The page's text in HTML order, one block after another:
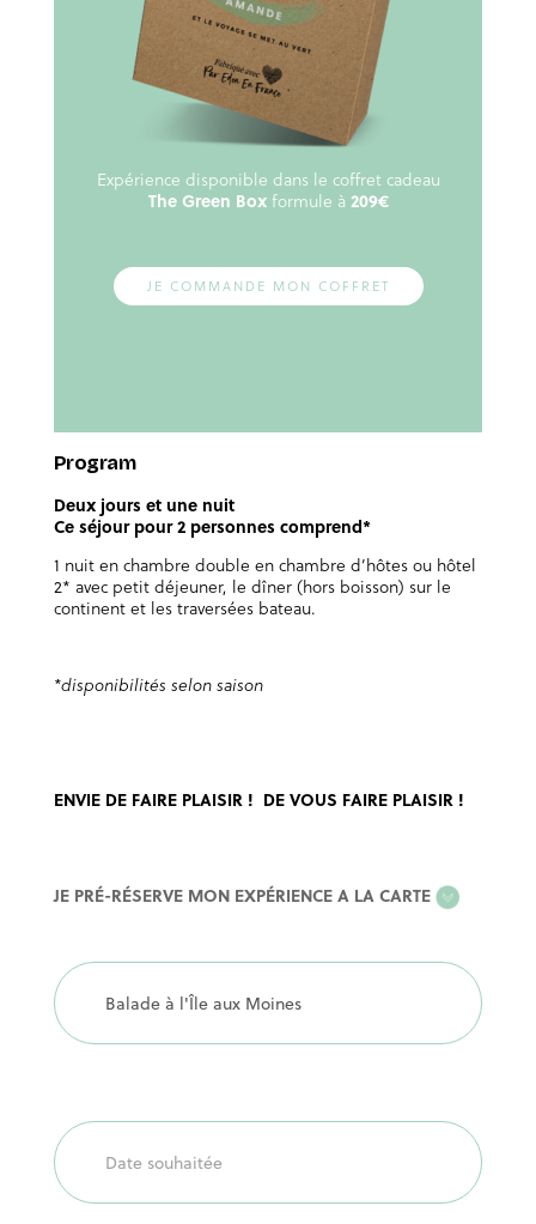
Expérience disponible dans le coffret cadeau
The Green Box formule à209€
JE COMMANDE MON COFFRET
Program
Deux jours et une nuit
Ce séjour pour 2 personnes comprend*
1 nuit en chambre double en chambre d’hôtes ou hôtel
2* avec petit déjeuner, le dîner (hors boisson) sur le
continent et les traversées bateau.
*disponibilités selon saison
ENVIE DE FAIRE PLAISIR ! DE VOUS FAIRE PLAISIR !
EXPERIENCE
CARTE
JE PRÉ-RÉSERVE MON EXPÉRIENCE A LA CARTE